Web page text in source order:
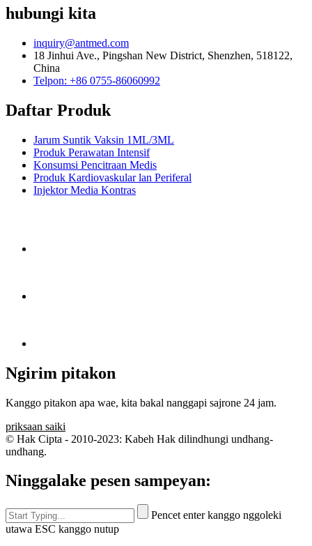
hubungi kita
inquiry@antmed.com
18 Jinhui Ave., Pingshan New District, Shenzhen, 518122,
China
Telpon: +86 0755-86060992
Daftar Produk
Jarum Suntik Vaksin 1ML/3ML
Produk Perawatan Intensif
Konsumsi Pencitraan Medis
Produk Kardiovaskular lan Periferal
Injektor Media Kontras
Ngirim pitakon
Kanggo pitakon apa wae, kita bakal nanggapi sajrone 24 jam.
priksaan saiki
© Hak Cipta - 2010-2023: Kabeh Hak dilindhungi undhang-
undhang.
Ninggalake pesen sampeyan:
Pencet enter kanggo nggoleki
utawa ESC kanggo nutup